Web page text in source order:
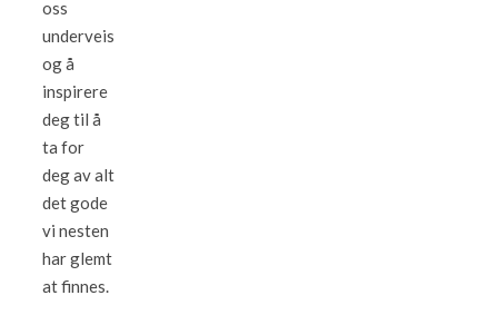
oss
underveis
og å
inspirere
deg til å
ta for
deg av alt
det gode
vi nesten
har glemt
at finnes.